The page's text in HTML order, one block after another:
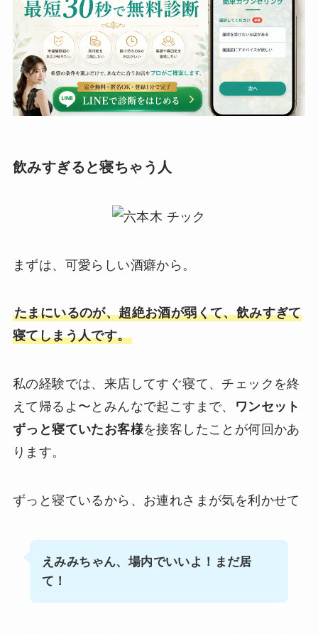
飲みすぎると寝ちゃう人
まずは、可愛らしい酒癖から。
たまにいるのが、超絶お酒が弱くて、飲みすぎて
寝てしまう人です。
私の経験では、来店してすぐ寝て、チェックを終
えて帰るよ〜とみんなで起こすまで、
ワンセット
ずっと寝ていたお客様を接客したことが何回かあ
ります。
ずっと寝ているから、お連れさまが気を利かせて
えみみちゃん、場内でいいよ！まだ居
て！